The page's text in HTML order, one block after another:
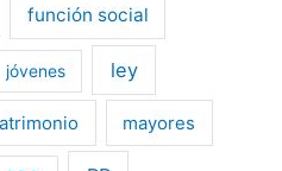
función social
jóvenes ley
mayores